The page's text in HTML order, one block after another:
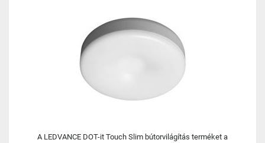
A LEDVANCE DOT-it Touch Slim bútorvilágítás terméket a